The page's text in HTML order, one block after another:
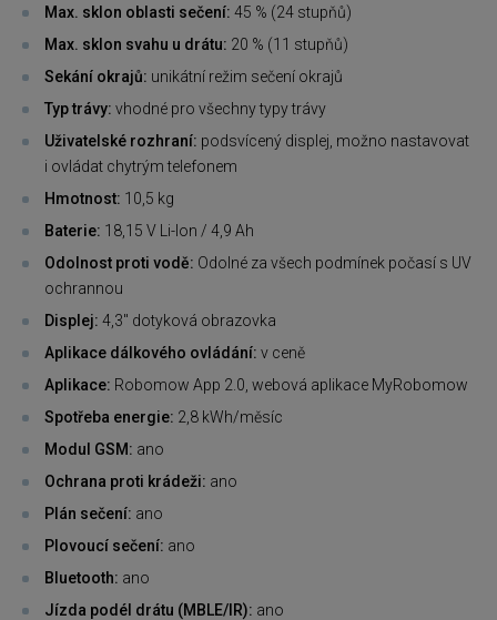
Max. sklon oblasti sečení: 45 % (24 stupňů)
Max. sklon svahu u drátu: 20 % (11 stupňů)
Sekání okrajů: unikátní režim sečení okrajů
Typ trávy: vhodné pro všechny typy trávy
Uživatelské rozhraní: podsvícený displej, možno nastavovat
i ovládat chytrým telefonem
Hmotnost: 10,5 kg
Baterie: 18,15 V Li-Ion / 4,9 Ah
Odolnost proti vodě: Odolné za všech podmínek počasí s UV
ochrannou
Displej: 4,3" dotyková obrazovka
Aplikace dálkového ovládání: v ceně
Aplikace: Robomow App 2.0, webová aplikace MyRobomow
Spotřeba energie: 2,8 kWh/měsíc
Modul GSM: ano
Ochrana proti krádeži: ano
Plán sečení: ano
Plovoucí sečení: ano
Bluetooth: ano
Jízda podél drátu (MBLE/IR): ano